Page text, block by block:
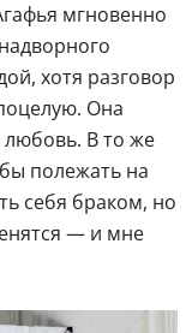
мгновенно
хотя разговор
Она
любовь. В то же
полежать на
себя браком, но
— и мне